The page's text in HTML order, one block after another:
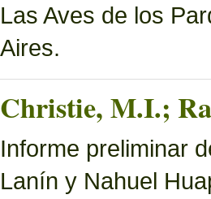
Las Aves de los
Aires.
Christie, M.I.;
Informe preliminar
Lanín y Nahuel